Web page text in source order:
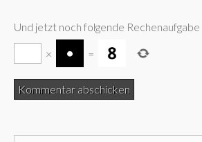
Und jetzt noch folgende Rechenaufgabe
× =